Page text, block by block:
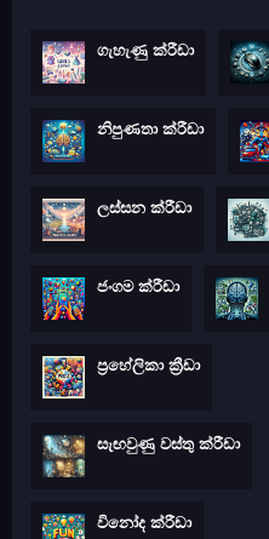
ගැහැණු ක්රීඩා
නිපුණතා ක්රීඩා
ලස්සන ක්රීඩා
ජංගම ක්රීඩා
ප්‍රහේලිකා ක්‍රීඩා
සැඟවුණු වස්තු ක්රීඩා
විනෝද ක්රීඩා